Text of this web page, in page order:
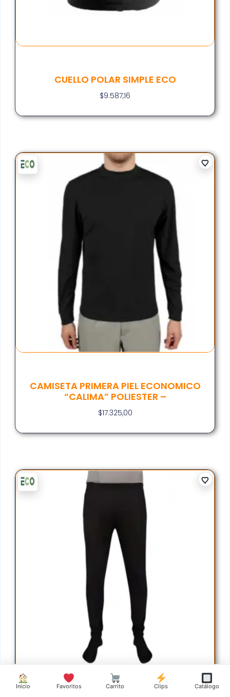
CUELLO POLAR SIMPLE ECO
$9.587,16
CAMISETA PRIMERA PIEL ECONOMICO
“CALIMA” POLIESTER –
$17.325,00
Inicio Favoritos Carrito Clips Catálogo